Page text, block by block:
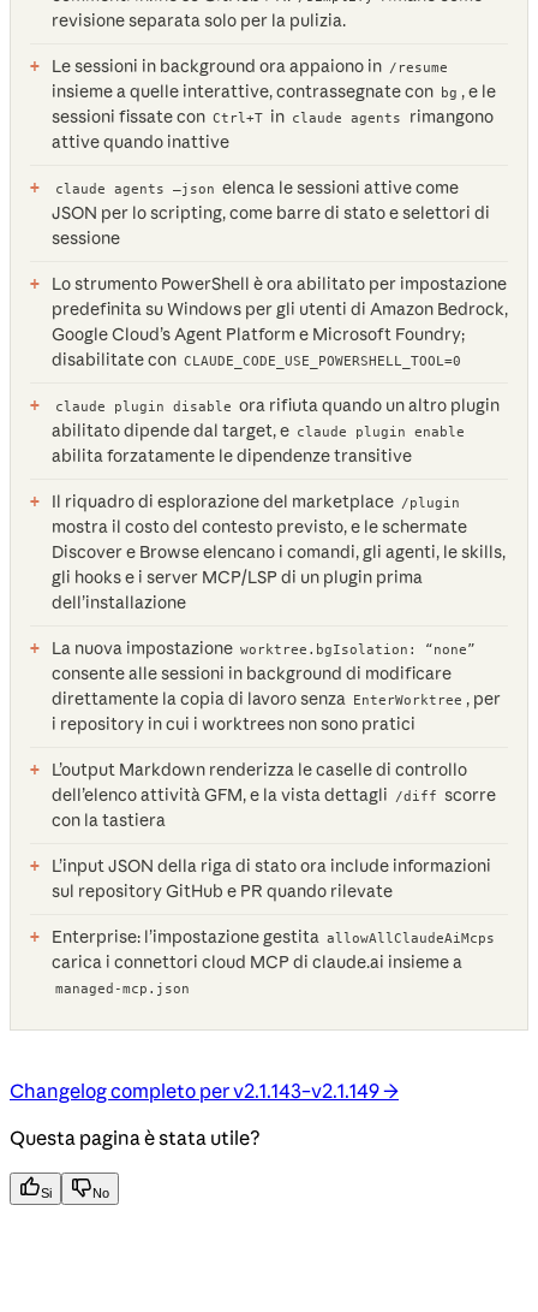
revisione separata solo per la pulizia.
Le sessioni in background ora appaiono in /resume
insieme a quelle interattive, contrassegnate con bg , e le
sessioni fissate con Ctrl+T in claude agents
rimangono
attive quando inattive
claude agents —json elenca le sessioni attive come
JSON per lo scripting, come barre di stato e selettori di
sessione
Lo strumento PowerShell è ora abilitato per impostazione
predefinita su Windows per gli utenti di Amazon Bedrock,
Google Cloud’s Agent Platform e Microsoft Foundry;
disabilitate con CLAUDE_CODE_USE_POWERSHELL_TOOL=0
claude plugin disable ora rifiuta quando un altro plugin
abilitato dipende dal target, e claude plugin enable
abilita forzatamente le dipendenze transitive
Il riquadro di esplorazione del marketplace /plugin
mostra il costo del contesto previsto, e le schermate
Discover e Browse elencano i comandi, gli agenti, le skills,
gli hooks e i server MCP/LSP di un plugin prima
dell’installazione
La nuova impostazione worktree.bgIsolation: “none”
consente alle sessioni in background di modificare
direttamente la copia di lavoro senza EnterWorktree , per
i repository in cui i worktrees non sono pratici
L’output Markdown renderizza le caselle di controllo
dell’elenco attività GFM, e la vista dettagli
/diff scorre
con la tastiera
L’input JSON della riga di stato ora include informazioni
sul repository GitHub e PR quando rilevate
Enterprise: l’impostazione gestita allowAllClaudeAiMcps
carica i connettori cloud MCP di claude.ai insieme a
managed-mcp.json
Changelog completo per v2.1.143–v2.1.149 →
Questa pagina è stata utile?
Si No